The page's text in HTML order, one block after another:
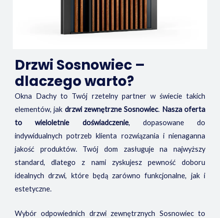
Drzwi Sosnowiec –
dlaczego warto?
Okna Dachy to Twój rzetelny partner w świecie takich
elementów, jak drzwi zewnętrzne Sosnowiec. Nasza oferta
to wieloletnie doświadczenie, dopasowane do
indywidualnych potrzeb klienta rozwiązania i nienaganna
jakość produktów. Twój dom zasługuje na najwyższy
standard, dlatego z nami zyskujesz pewność doboru
idealnych drzwi, które będą zarówno funkcjonalne, jak i
estetyczne.
Wybór odpowiednich drzwi zewnętrznych Sosnowiec to